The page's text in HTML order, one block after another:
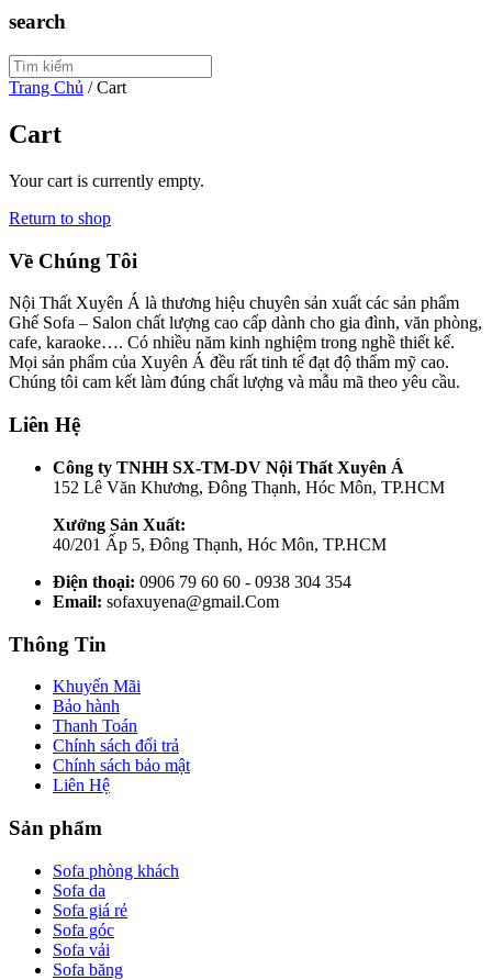
search
Trang Chủ / Cart
Cart
Your cart is currently empty.
Return to shop
Về Chúng Tôi
Nội Thất Xuyên Á là thương hiệu chuyên sản xuất các sản phẩm
Ghế Sofa – Salon chất lượng cao cấp dành cho gia đình, văn phòng,
cafe, karaoke…. Có nhiều năm kinh nghiệm trong nghề thiết kế.
Mọi sản phẩm của Xuyên Á đều rất tinh tế đạt độ thẩm mỹ cao.
Chúng tôi cam kết làm đúng chất lượng và mẫu mã theo yêu cầu.
Liên Hệ
Công ty TNHH SX-TM-DV Nội Thất Xuyên Á
152 Lê Văn Khương, Đông Thạnh, Hóc Môn, TP.HCM
Xưởng Sản Xuất:
40/201 Ấp 5, Đông Thạnh, Hóc Môn, TP.HCM
Điện thoại: 0906 79 60 60 - 0938 304 354
Email: sofaxuyena@gmail.Com
Thông Tin
Khuyến Mãi
Bảo hành
Thanh Toán
Chính sách đổi trả
Chính sách bảo mật
Liên Hệ
Sản phẩm
Sofa phòng khách
Sofa da
Sofa giá rẻ
Sofa góc
Sofa vải
Sofa băng